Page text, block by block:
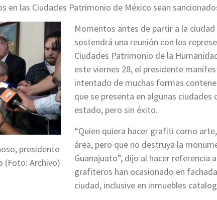
en las Ciudades Patrimonio de México sean
presidente
(Foto: Archivo)
Momentos antes de partir a la
sostendrá una reunión con los
Ciudades Patrimonio de la
este viernes 28, el presidente
intentado de muchas formas
que se presenta en algunas
estado, pero sin éxito.
“Quien quiera hacer grafiti como
área, pero que no destruya la
Guanajuato”, dijo al hacer referencia
grafiteros han ocasionado en
ciudad, inclusive en inmuebles